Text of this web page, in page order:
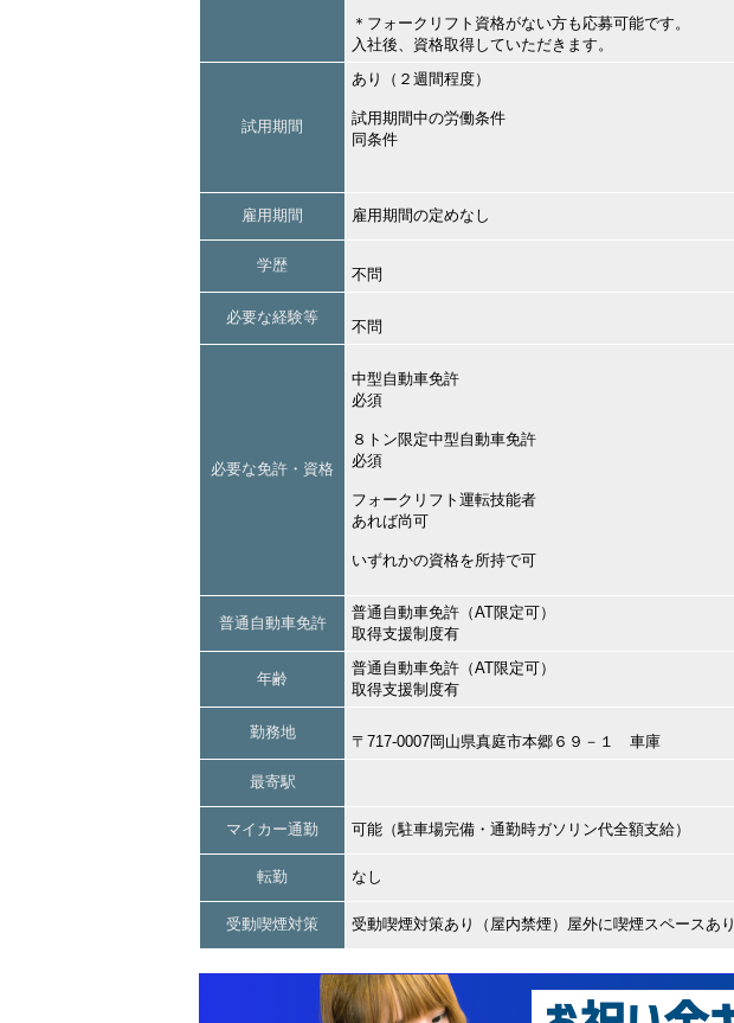
＊フォークリフト資格がない方も応募可能です。
入社後、資格取得していただきます。
試用期間
あり（２週間程度）
試用期間中の労働条件
同条件
雇用期間 雇用期間の定めなし
学歴
不問
必要な経験等
不問
必要な免許・資格
中型自動車免許
必須
８トン限定中型自動車免許
必須
フォークリフト運転技能者
あれば尚可
いずれかの資格を所持で可
普通自動車免許
普通自動車免許（AT限定可）
取得支援制度有
年齢
普通自動車免許（AT限定可）
取得支援制度有
勤務地
〒717-0007岡山県真庭市本郷６９－１ 車庫
最寄駅
マイカー通勤 可能（駐車場完備・通勤時ガソリン代全額支給）
転勤 なし
受動喫煙対策 受動喫煙対策あり（屋内禁煙）屋外に喫煙スペースあり